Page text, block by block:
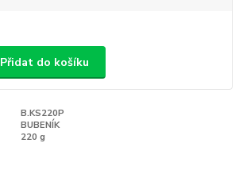
Přidat do košíku
B.KS220P
BUBENÍK
220 g